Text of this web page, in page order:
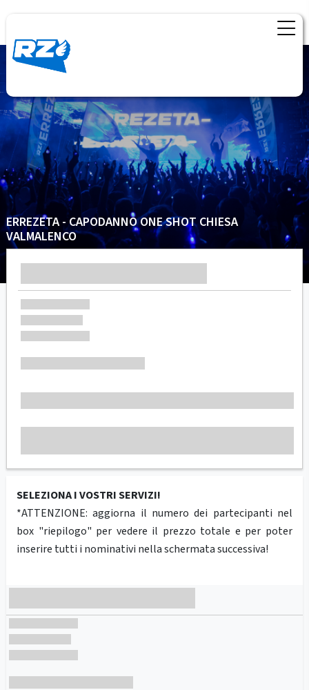
ERREZETA - CAPODANNO ONE SHOT CHIESA
VALMALENCO
SELEZIONA I VOSTRI SERVIZI!
*ATTENZIONE: aggiorna il numero dei partecipanti nel
box "riepilogo" per vedere il prezzo totale e per poter
inserire tutti i nominativi nella schermata successiva!